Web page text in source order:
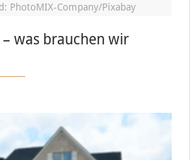
PhotoMIX-Company/Pixabay
– was brauchen wir